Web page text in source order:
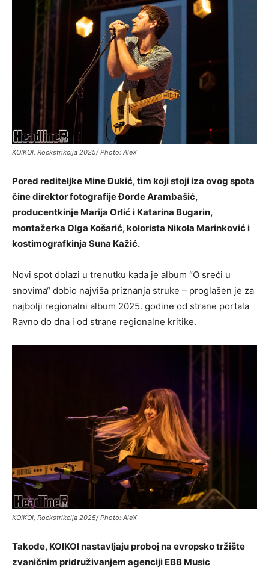
KOIKOI, Rockstrikcija 2025/ Photo: AleX
Pored rediteljke Mine Đukić, tim koji stoji iza ovog spota
čine direktor fotografije Đorđe Arambašić,
producentkinje Marija Orlić i Katarina Bugarin,
montažerka Olga Košarić, kolorista Nikola Marinković i
kostimografkinja Suna Kažić.
Novi spot dolazi u trenutku kada je album “O sreći u
snovima“ dobio najviša priznanja struke – proglašen je za
najbolji regionalni album 2025. godine od strane portala
Ravno do dna i od strane regionalne kritike.
KOIKOI, Rockstrikcija 2025/ Photo: AleX
Takođe, KOIKOI nastavljaju proboj na evropsko tržište
zvaničnim pridruživanjem agenciji EBB Music